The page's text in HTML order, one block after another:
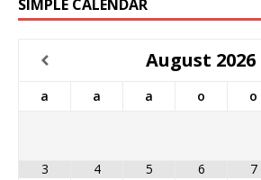
SIMPLE CALENDAR
August 2026
a a a o o
3 4 5 6 7